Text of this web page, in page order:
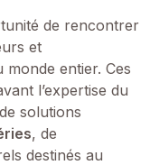
de rencontrer
et
entier. Ces
l’expertise du
solutions
, de
destinés au